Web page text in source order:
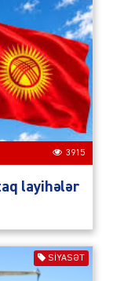
3915
layihələr
SIYASƏT